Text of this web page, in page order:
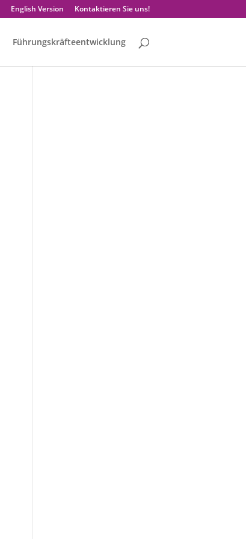
English Version Kontaktieren Sie uns!
Führungskräfteentwicklung